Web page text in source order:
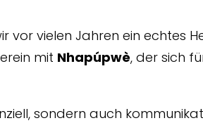
vor vielen Jahren ein echtes
mit Nhapúpwè, der sich
sondern auch